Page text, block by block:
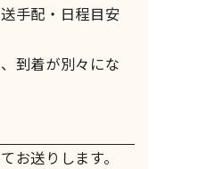
手配・日程目安
到着が別々にな
お送りします。